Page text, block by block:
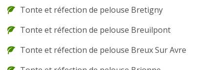
Tonte et réfection de pelouse Bretigny
Tonte et réfection de pelouse Breuilpont
Tonte et réfection de pelouse Breux Sur Avre